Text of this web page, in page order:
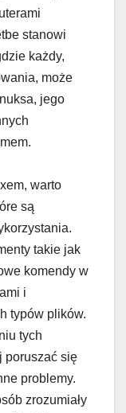
stanowi
każdy,
może
jego
warto
są
takie jak
komendy w
i
typów plików.
tych
poruszać się
problemy.
zrozumiały